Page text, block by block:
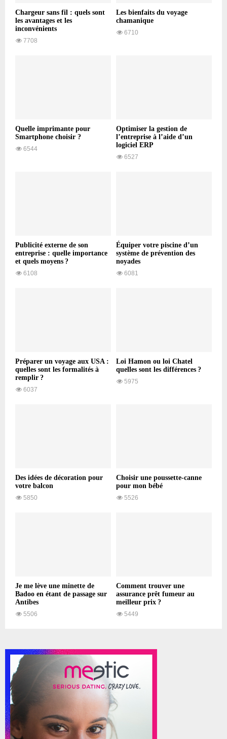
Chargeur sans fil : quels sont
les avantages et les
inconvénients
7708
Les bienfaits du voyage
chamanique
6710
Quelle imprimante pour
Smartphone choisir ?
6544
Optimiser la gestion de
l’entreprise à l’aide d’un
logiciel ERP
6527
Publicité externe de son
entreprise : quelle importance
et quels moyens ?
6108
Équiper votre piscine d’un
système de prévention des
noyades
6081
Préparer un voyage aux USA :
quelles sont les formalités à
remplir ?
6037
Loi Hamon ou loi Chatel
quelles sont les différences ?
5975
Des idées de décoration pour
votre balcon
5850
Choisir une poussette-canne
pour mon bébé
5526
Je me lève une minette de
Badoo en étant de passage sur
Antibes
5506
Comment trouver une
assurance prêt fumeur au
meilleur prix ?
5449